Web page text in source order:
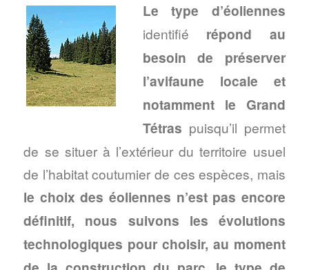
Le type d’éoliennes
identifié répond au
besoin de préserver
l’avifaune locale et
notamment le Grand
Tétras puisqu’il permet
de se situer à l’extérieur du territoire usuel
de l’habitat coutumier de ces espèces, mais
le choix des éoliennes n’est pas encore
définitif, nous suivons les évolutions
technologiques pour choisir, au moment